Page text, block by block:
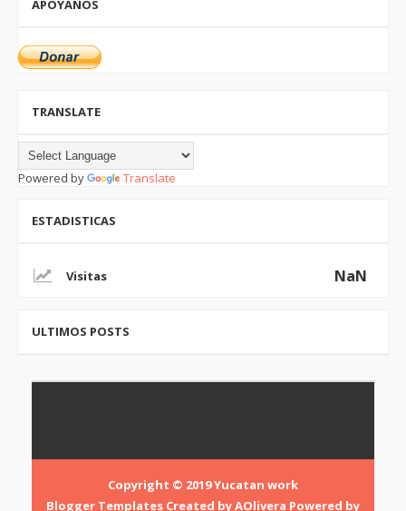
APOYANOS
TRANSLATE
Powered by Translate
ESTADISTICAS
NaN
ULTIMOS POSTS
Copyright © 2019Yucatan work
Blogger Templates Created byAOlivera Powered by